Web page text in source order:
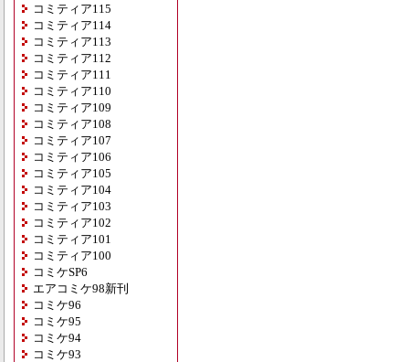
コミティア115
コミティア114
コミティア113
コミティア112
コミティア111
コミティア110
コミティア109
コミティア108
コミティア107
コミティア106
コミティア105
コミティア104
コミティア103
コミティア102
コミティア101
コミティア100
コミケSP6
エアコミケ98新刊
コミケ96
コミケ95
コミケ94
コミケ93